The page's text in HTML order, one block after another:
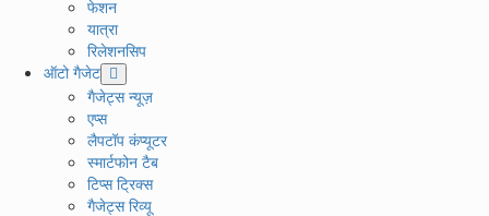
फेशन
यात्रा
रिलेशनसिप
ऑटो गैजेट
गैजेट्स न्यूज़
एप्स
लैपटॉप कंप्यूटर
स्मार्टफोन टैब
टिप्स ट्रिक्स
गैजेट्स रिव्यू